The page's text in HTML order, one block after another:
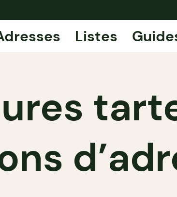
Listes